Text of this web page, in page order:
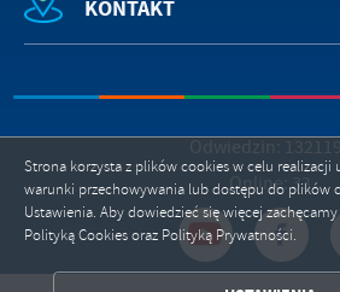
KONTAKT
Odwiedzin:
Online: 33
Strona korzysta z plików cookies w celu realizacji
warunki przechowywania lub dostępu do plików
Ustawienia. Aby dowiedzieć się więcej
Polityką Cookies oraz Polityką Prywatności.
ZAPISZ WYBRANE